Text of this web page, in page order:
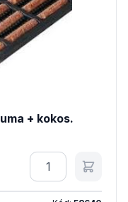
+ kokos.
Množstvo